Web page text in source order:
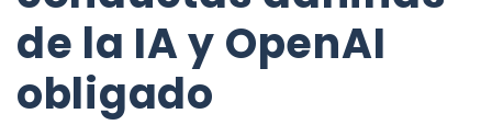
de la IA y OpenAI
obligado